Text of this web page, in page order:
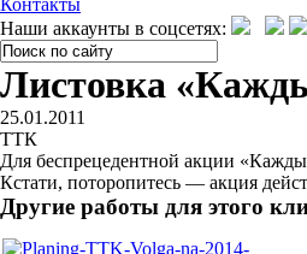
Контакты
Наши аккаунты в соцсетях:
Листовка
25.01.2011
ТТК
Для беспрецедентной акции
Кстати, поторопитесь — акция
Другие работы для этого